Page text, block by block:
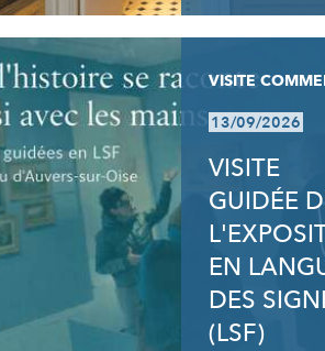
VISITE
13/09/2026
VISITE
GUIDÉE
EN
DES
(LSF)